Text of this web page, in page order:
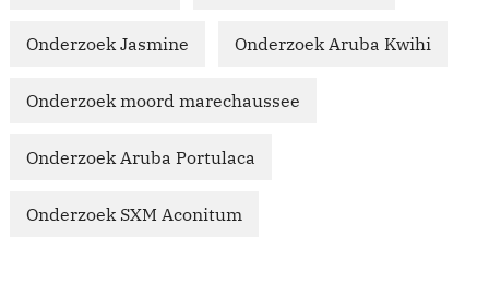
Onderzoek Jasmine Onderzoek Aruba Kwihi
Onderzoek moord marechaussee
Onderzoek Aruba Portulaca
Onderzoek SXM Aconitum